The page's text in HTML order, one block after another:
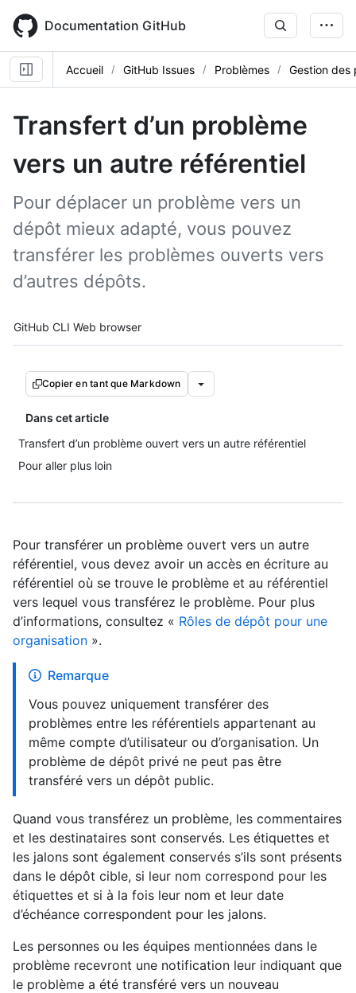
main
content
Documentation GitHub
Accueil GitHub Issues Problèmes Gestion des
Transfert d’un problème
vers un autre référentiel
Pour déplacer un problème vers un
dépôt mieux adapté, vous pouvez
transférer les problèmes ouverts vers
d’autres dépôts.
Tool navigation
GitHub CLI Web browser
Copier en tant que Markdown
Dans cet article
Transfert d’un problème ouvert vers un autre référentiel
Pour aller plus loin
Pour transférer un problème ouvert vers un autre
référentiel, vous devez avoir un accès en écriture au
référentiel où se trouve le problème et au référentiel
vers lequel vous transférez le problème. Pour plus
d’informations, consultez « Rôles de dépôt pour une
organisation ».
Remarque
Vous pouvez uniquement transférer des
problèmes entre les référentiels appartenant au
même compte d’utilisateur ou d’organisation. Un
problème de dépôt privé ne peut pas être
transféré vers un dépôt public.
Quand vous transférez un problème, les commentaires
et les destinataires sont conservés. Les étiquettes et
les jalons sont également conservés s’ils sont présents
dans le dépôt cible, si leur nom correspond pour les
étiquettes et si à la fois leur nom et leur date
d’échéance correspondent pour les jalons.
Les personnes ou les équipes mentionnées dans le
problème recevront une notification leur indiquant que
le problème a été transféré vers un nouveau